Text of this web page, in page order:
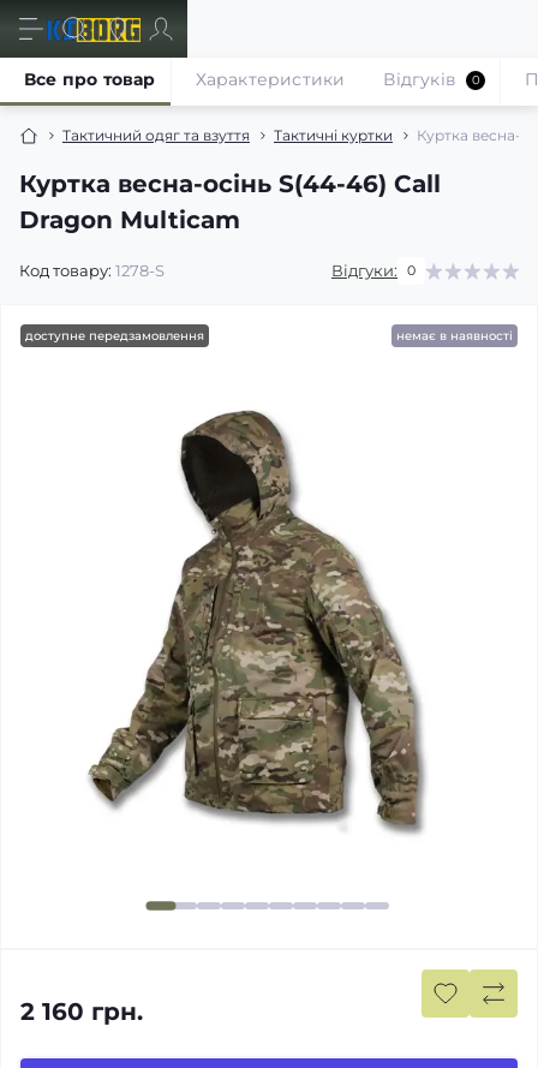
Тактичний одяг та взуття Тактичні куртки Куртка весна-
Куртка весна-осінь S(44-46) Call
Dragon Multicam
Код товару: 1278-S Відгуки: 0
Все про товар Характеристики Відгуків 0
доступне передзамовлення немає в наявності
2 160 грн.